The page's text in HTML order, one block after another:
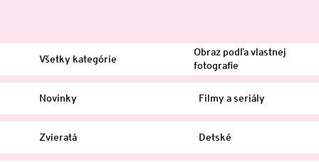
Všetky kategórie
Obraz podľa vlastnej
fotografie
Novinky Filmy a seriály
Zvieratá Detské